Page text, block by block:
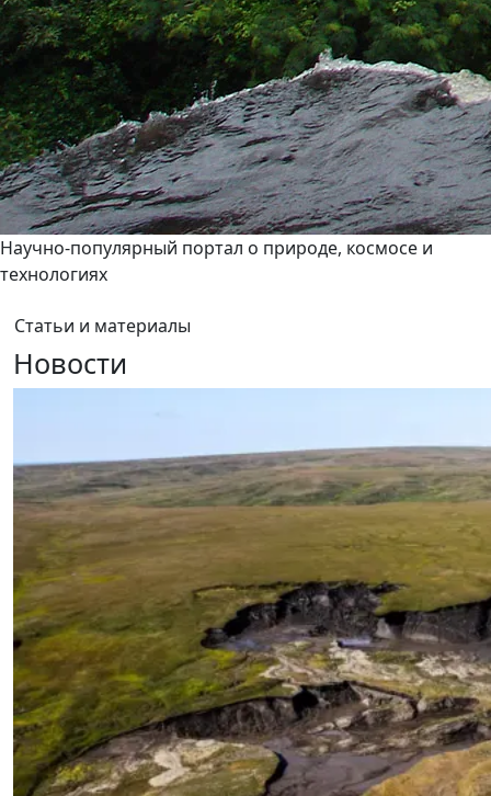
Научно-популярный портал о природе, космосе и
технологиях
Статьи и материалы
Новости